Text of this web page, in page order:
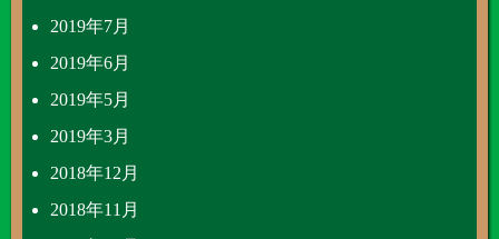
2019年7月
2019年6月
2019年5月
2019年3月
2018年12月
2018年11月